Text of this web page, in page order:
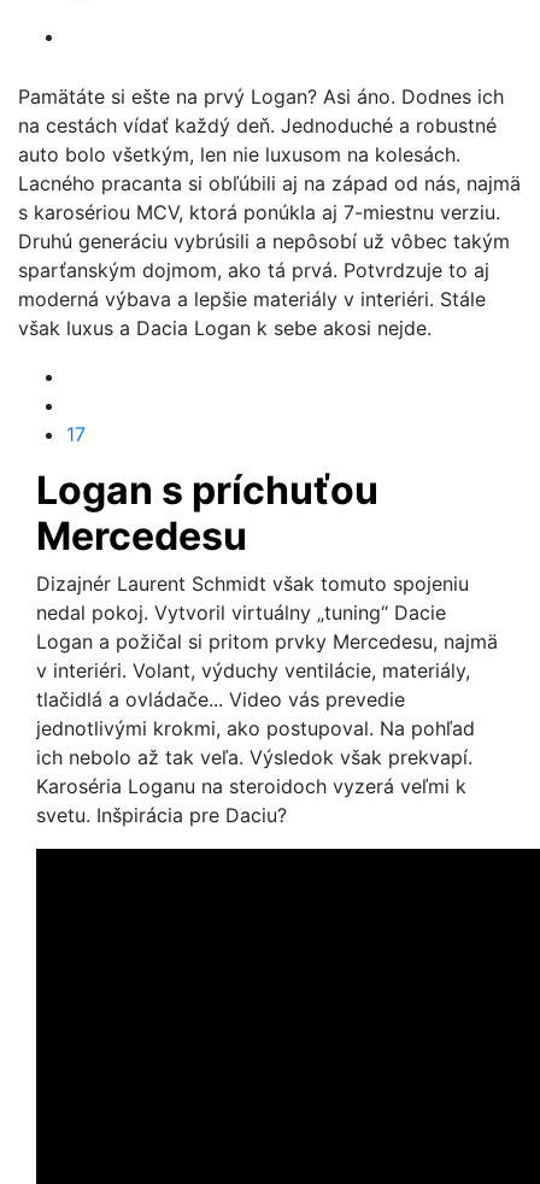
Pamätáte si ešte na prvý Logan? Asi áno. Dodnes ich
na cestách vídať každý deň. Jednoduché a robustné
auto bolo všetkým, len nie luxusom na kolesách.
Lacného pracanta si obľúbili aj na západ od nás, najmä
s karosériou MCV, ktorá ponúkla aj 7-miestnu verziu.
Druhú generáciu vybrúsili a nepôsobí už vôbec takým
sparťanským dojmom, ako tá prvá. Potvrdzuje to aj
moderná výbava a lepšie materiály v interiéri. Stále
však luxus a Dacia Logan k sebe akosi nejde.
17
Logan s príchuťou
Mercedesu
Dizajnér Laurent Schmidt však tomuto spojeniu
nedal pokoj. Vytvoril virtuálny „tuning“ Dacie
Logan a požičal si pritom prvky Mercedesu, najmä
v interiéri. Volant, výduchy ventilácie, materiály,
tlačidlá a ovládače... Video vás prevedie
jednotlivými krokmi, ako postupoval. Na pohľad
ich nebolo až tak veľa. Výsledok však prekvapí.
Karoséria Loganu na steroidoch vyzerá veľmi k
svetu. Inšpirácia pre Daciu?